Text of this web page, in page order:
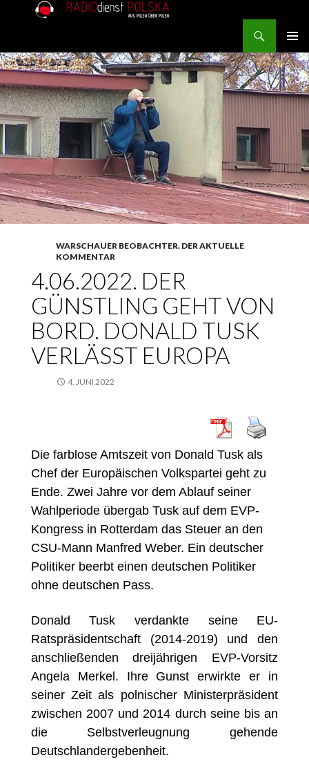
MENU
WARSCHAUER BEOBACHTER. DER AKTUELLE
KOMMENTAR
4.06.2022. DER
GÜNSTLING GEHT VON
BORD. DONALD TUSK
VERLÄSST EUROPA
4. JUNI 2022
Die farblose Amtszeit von Donald Tusk als
Chef der Europäischen Volkspartei geht zu
Ende. Zwei Jahre vor dem Ablauf seiner
Wahlperiode übergab Tusk auf dem EVP-
Kongress in Rotterdam das Steuer an den
CSU-Mann Manfred Weber. Ein deutscher
Politiker beerbt einen deutschen Politiker
ohne deutschen Pass.
Donald Tusk verdankte seine EU-
Ratspräsidentschaft (2014-2019) und den
anschließenden dreijährigen EVP-Vorsitz
Angela Merkel. Ihre Gunst erwirkte er in
seiner Zeit als polnischer Ministerpräsident
zwischen 2007 und 2014 durch seine bis an
die Selbstverleugnung gehende
Deutschlandergebenheit.